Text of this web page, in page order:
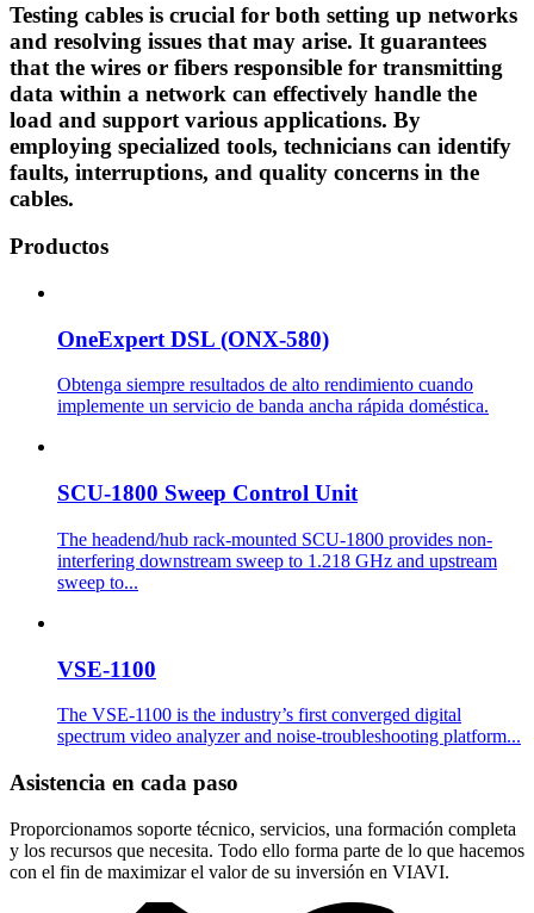
Testing cables is crucial for both setting up networks
and resolving issues that may arise. It guarantees
that the wires or fibers responsible for transmitting
data within a network can effectively handle the
load and support various applications. By
employing specialized tools, technicians can identify
faults, interruptions, and quality concerns in the
cables.
Productos
OneExpert DSL (ONX-580)
Obtenga siempre resultados de alto rendimiento cuando
implemente un servicio de banda ancha rápida doméstica.
SCU-1800 Sweep Control Unit
The headend/hub rack-mounted SCU-1800 provides non-
interfering downstream sweep to 1.218 GHz and upstream
sweep to...
VSE-1100
The VSE-1100 is the industry’s first converged digital
spectrum video analyzer and noise-troubleshooting platform...
Asistencia en cada paso
Proporcionamos soporte técnico, servicios, una formación completa
y los recursos que necesita. Todo ello forma parte de lo que hacemos
con el fin de maximizar el valor de su inversión en VIAVI.